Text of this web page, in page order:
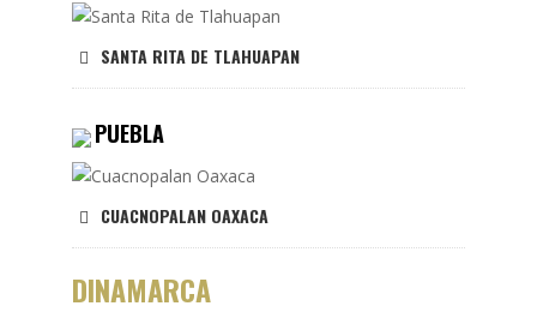
SANTA RITA DE TLAHUAPAN
PUEBLA
CUACNOPALAN OAXACA
DINAMARCA